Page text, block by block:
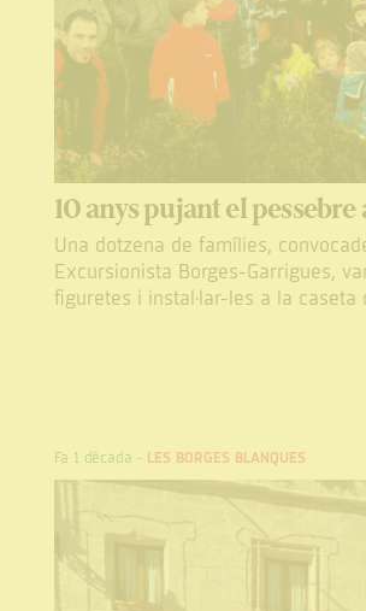
10 anys pujant el pessebre
Una dotzena de famílies,
Excursionista Borges-Garrigues,
figuretes i instal·lar-les a la caseta
Fa 1 dècada - LES BORGES BLANQUES